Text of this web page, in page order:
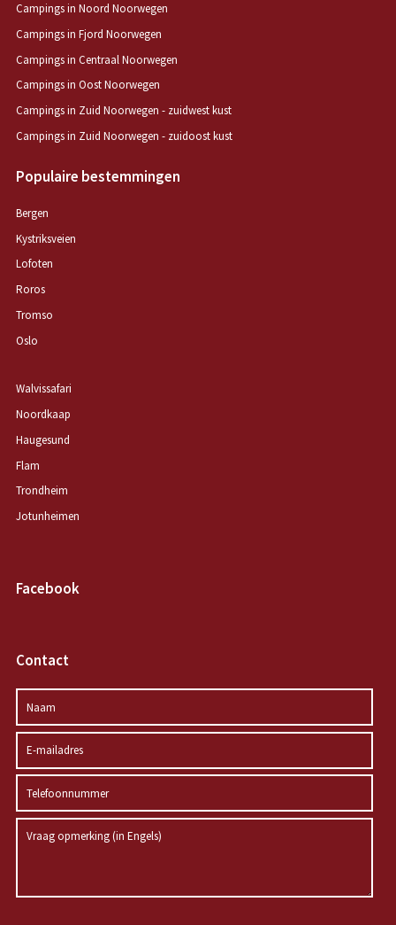
Campings in Noord Noorwegen
Campings in Fjord Noorwegen
Campings in Centraal Noorwegen
Campings in Oost Noorwegen
Campings in Zuid Noorwegen - zuidwest kust
Campings in Zuid Noorwegen - zuidoost kust
Populaire bestemmingen
Bergen
Kystriksveien
Lofoten
Roros
Tromso
Oslo
Walvissafari
Noordkaap
Haugesund
Flam
Trondheim
Jotunheimen
Facebook
Contact